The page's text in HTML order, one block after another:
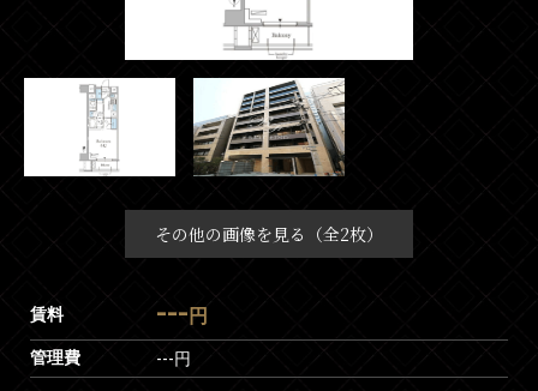
その他の画像を見る（全2枚）
賃料 --- 円
管理費 ---円